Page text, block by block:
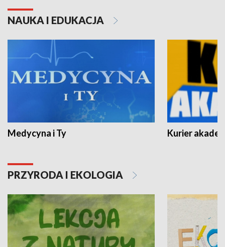
NAUKA I EDUKACJA
Medycyna i Ty Kurier
PRZYRODA I EKOLOGIA